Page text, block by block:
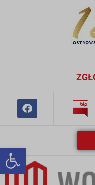
Otwórz